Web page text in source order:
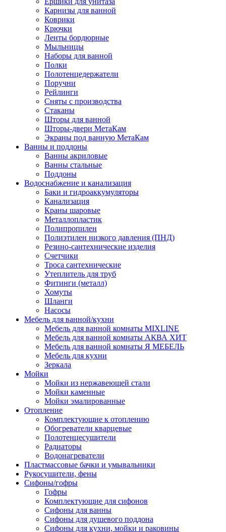
Карнизы для ванной
Коврики
Крючки
Ленты бордюрные
Мыльницы
Наборы для ванной
Полки
Полотенцедержатели
Поручни
Рейлинги
Сняты с производства
Стаканы
Шторы для ванной
Шторы-двери МетаКам
Экраны под ванную МетаКам
Ванны и поддоны
Ванны акриловые
Ванны стальные
Поддоны
Водоснабжение и канализация
Баки и гидроаккумуляторы
Канализация
Краны шаровые
Металлопластик
Полипропилен
Полиэтилен низкого давления (ПНД)
Резино-сантехнические изделия
Счетчики
Троса сантехнические
Утеплитель для труб
Фитинги (металл)
Хомуты
Шланги
Насосы
Мебель для ванной/кухни
Мебель для ванной комнаты MIXLINE
Мебель для ванной комнаты АКВА ХИТ
Мебель для ванной комнаты Я МЕБЕЛЬ
Мебель для кухни
Зеркала
Мойки
Мойки из нержавеющей стали
Мойки каменные
Мойки эмалированные
Отопление
Комплектующие к отоплению
Обогреватели кварцевые
Полотенцесушители
Радиаторы
Водонагреватели
Пластмассовые бачки и умывальники
Рукосушители, фены
Сифоны/гофры
Гофры
Комплектующие для сифонов
Сифоны для ванны
Сифоны для душевого поддона
Сифоны для кухни, мойки и раковины